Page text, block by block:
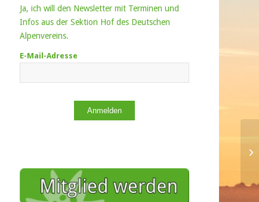
Ja, ich will den Newsletter mit Terminen und
Infos aus der Sektion Hof des Deutschen
Alpenvereins.
E-Mail-Adresse
Anmelden